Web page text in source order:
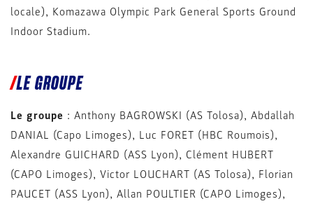
locale), Komazawa Olympic Park General Sports Ground
Indoor Stadium.
LE GROUPE
Le groupe : Anthony BAGROWSKI (AS Tolosa), Abdallah
DANIAL (Capo Limoges), Luc FORET (HBC Roumois),
Alexandre GUICHARD (ASS Lyon), Clément HUBERT
(CAPO Limoges), Victor LOUCHART (AS Tolosa), Florian
PAUCET (ASS Lyon), Allan POULTIER (CAPO Limoges),